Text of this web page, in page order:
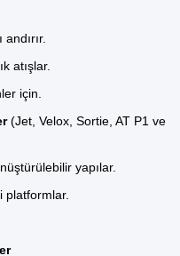
atışlar.
için.
(Jet Velox Sortie AT P1 ve
yapılar.
platformlar.